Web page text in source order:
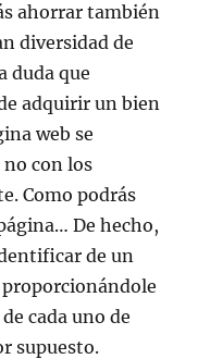
ahorrar también
diversidad de
duda que
adquirir un bien
web se
no con los
Como podrás
De hecho,
de un
cada uno de
supuesto.